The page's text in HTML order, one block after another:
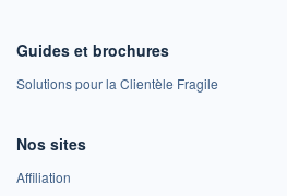
Guides et brochures
Solutions pour la Clientèle Fragile
Nos sites
Affiliation